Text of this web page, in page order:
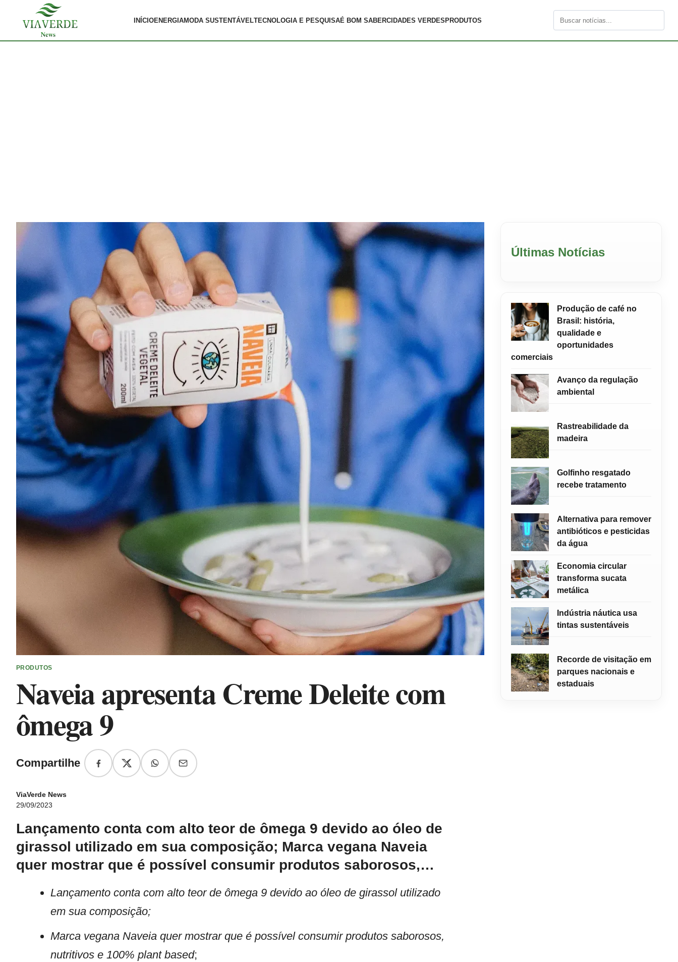
INÍCIOENERGIAMODA SUSTENTÁVELTECNOLOGIA E PESQUISAÉ BOM SABERCIDADES VERDES PRODUTOS
Buscar
PRODUTOS
Naveia apresenta Creme Deleite com
ômega 9
Compartilhe
ViaVerde News
29/09/2023
Lançamento conta com alto teor de ômega 9 devido ao óleo de
girassol utilizado em sua composição; Marca vegana Naveia
quer mostrar que é possível consumir produtos saborosos,…
Lançamento conta com alto teor de ômega 9 devido ao óleo de girassol utilizado
em sua composição;
Marca vegana Naveia quer mostrar que é possível consumir produtos saborosos,
nutritivos e 100% plant based;
Últimas Notícias
Produção de café no
Brasil: história,
qualidade e
oportunidades
comerciais
Avanço da regulação
ambiental
Rastreabilidade da
madeira
Golfinho resgatado
recebe tratamento
Alternativa para remover
antibióticos e pesticidas
da água
Economia circular
transforma sucata
metálica
Indústria náutica usa
tintas sustentáveis
Recorde de visitação em
parques nacionais e
estaduais